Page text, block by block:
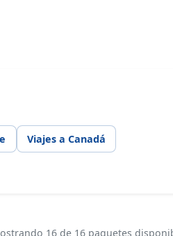
Viajes a Canadá
16 de 16 paquetes